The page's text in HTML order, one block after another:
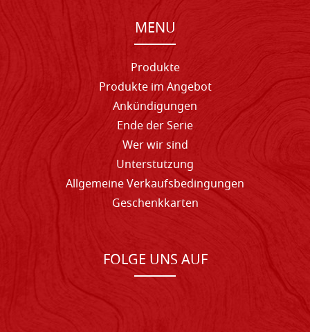
MENU
Produkte
Produkte im Angebot
Ankündigungen
Ende der Serie
Wer wir sind
Unterstutzung
Allgemeine Verkaufsbedingungen
Geschenkkarten
FOLGE UNS AUF